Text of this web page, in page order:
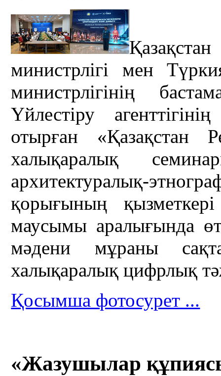
министрлігі мен
министрлігінің
Үйлестіру
отырған «Қазақстан
халықаралық
архитектуралық-
қорығының
маусымы аралығында
мәдени мұраны
халықаралық цифрлық
Қосымша фотосурет ...
«Жазушылар